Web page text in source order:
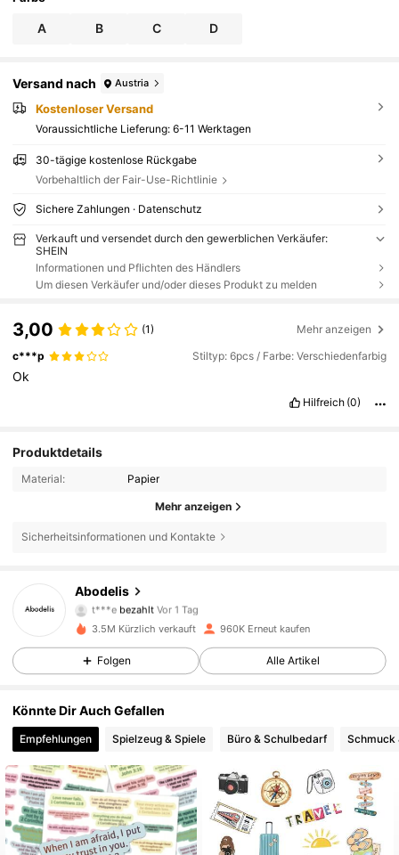
A B C D
Versand nach Austria
Kostenloser Versand
Voraussichtliche Lieferung: 6-11 Werktagen
30-tägige kostenlose Rückgabe
Vorbehaltlich der Fair-Use-Richtlinie
Sichere Zahlungen · Datenschutz
Verkauft und versendet durch den gewerblichen Verkäufer:
SHEIN
Informationen und Pflichten des Händlers
Um diesen Verkäufer und/oder dieses Produkt zu melden
3,00 (1) Mehr anzeigen
c***p Stiltyp: 6pcs / Farbe: Verschiedenfarbig
Ok
Hilfreich (0)
Produktdetails
Material: Papier
Mehr anzeigen
Sicherheitsinformationen und Kontakte
Abodelis
4,88
37K Follower
t***ebezahlt Vor 1 Tag
c***n istVor 2 Stunden gefolgt
4,88
4,88 37K Follower
4,88 37K Follower
4,88 37K Follower
3.5M Kürzlich verkauft 960K Erneut kaufen
Folgen Alle Artikel
Könnte Dir Auch Gefallen
Empfehlungen Spielzeug & Spiele Büro & Schulbedarf Schmuck